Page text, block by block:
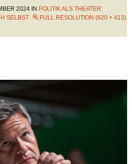
2024 IN POLITIK ALS THEATER:
SELBST
FULL RESOLUTION (620 × 413)